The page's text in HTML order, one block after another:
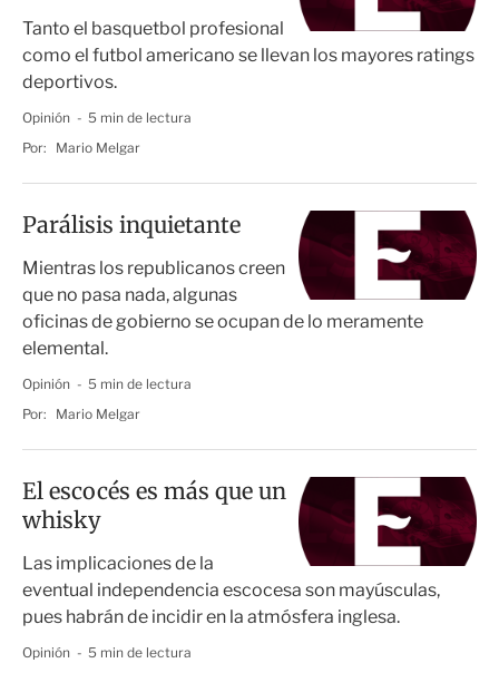
Tanto el basquetbol profesional
como el futbol americano se llevan los mayores ratings
deportivos.
Opinión
5 min de lectura
Por:
Mario Melgar
Parálisis inquietante
Mientras los republicanos creen
que no pasa nada, algunas
oficinas de gobierno se ocupan de lo meramente
elemental.
Opinión
5 min de lectura
Por:
Mario Melgar
El escocés es más que un
whisky
Las implicaciones de la
eventual independencia escocesa son mayúsculas,
pues habrán de incidir en la atmósfera inglesa.
Opinión
5 min de lectura